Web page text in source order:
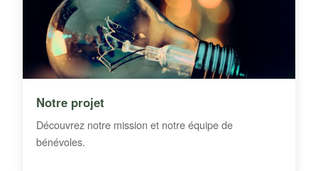
Notre projet
Découvrez notre mission et notre équipe de
bénévoles.